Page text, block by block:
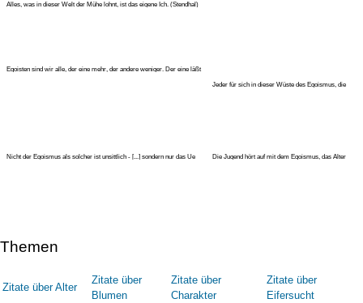
Alles, was in dieser Welt der Mühe lohnt, ist das eigene Ich. (Stendhal)
Egoisten sind wir alle, der eine mehr, der andere weniger. Der eine läßt
Jeder für sich in dieser Wüste des Egoismus, die
Nicht der Egoismus als solcher ist unsittlich - [...] sondern nur das Ue
Die Jugend hört auf mit dem Egoismus, das Alter
Themen
Zitate über Alter
Zitate über
Blumen
Zitate über
Charakter
Zitate über
Eifersucht